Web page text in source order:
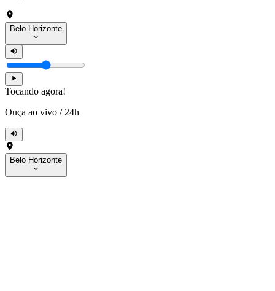
Belo Horizonte
Tocando agora!
Ouça ao vivo / 24h
Belo Horizonte